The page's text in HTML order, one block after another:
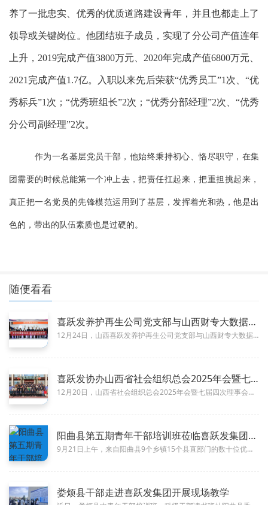
养了一批忠实、优秀的优质道路建设青年，并且也都走上了
领导或关键岗位。他团结班子成员，实现了分公司产值连年
上升，2019完成产值3800万元、2020年完成产值6800万元、
2021完成产值1.7亿。入职以来先后荣获“优秀员工”1次、“优
秀标兵”1次；“优秀班组长”2次；“优秀分部经理”2次、“优秀
分公司副经理”2次。
作为一名基层党员干部，他始终秉持初心、恪尽职守，在集
团需要的时候总能第一个冲上去，把责任扛起来，把重担挑起来，
真正把一名党员的先锋模范运用到了基层，发挥着光和热，他是出
色的，带出的队伍素质也是过硬的。
随便看看
01-26 喜跃发养护再生公司党支部与山西财专大数据学院教师党支部联合开
12月24日，山西喜跃发养护再生公司党支部与山西财专大数据学院党总支书记方建英、大数据学院院长、教师党支部书记乔冰琴等党...
01-26 喜跃发协办山西省社会组织总会2025年会暨七届四次理事会
12月20日，山西省社会组织总会2025年会暨七届四次理事会在喜跃发绿色低碳道路新材料产业园隆重举行。会议特邀国务院研究...
10-17 阳曲县第五期青年干部培训班莅临喜跃发集团参观学习
9月21日上午，来自阳曲县9个乡镇15个县直部门的数十位优秀年轻干部组成的阳曲县第五期青年干部培训班莅临喜跃发集团，于集...
06-11 娄烦县干部走进喜跃发集团开展现场教学